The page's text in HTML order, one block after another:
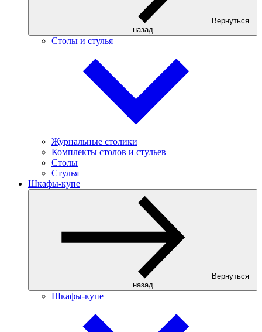
Вернуться
назад
Столы и стулья
Журнальные столики
Комплекты столов и стульев
Столы
Стулья
Шкафы-купе
Вернуться
назад
Шкафы-купе